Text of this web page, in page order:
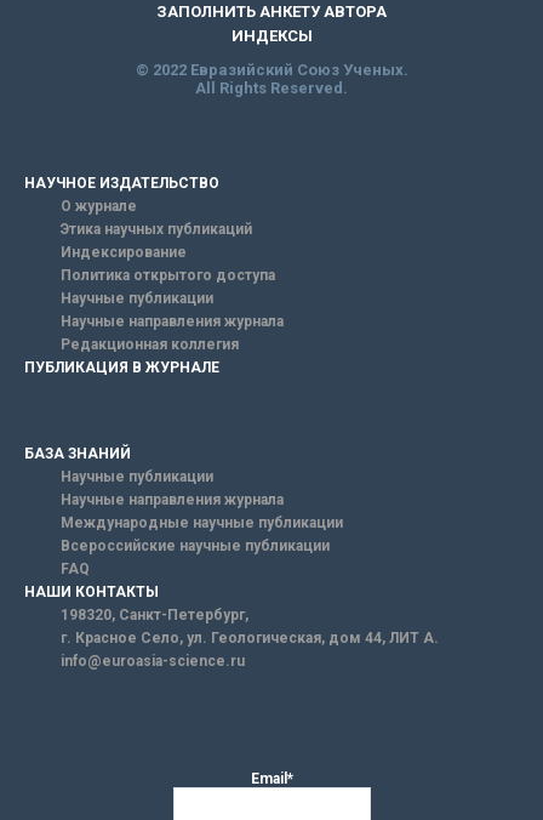
ЗАПОЛНИТЬ АНКЕТУ АВТОРА
ИНДЕКСЫ
© 2022 Евразийский Союз Ученых.
All Rights Reserved.
НАУЧНОЕ ИЗДАТЕЛЬСТВО
О журнале
Этика научных публикаций
Индексирование
Политика открытого доступа
Научные публикации
Научные направления журнала
Редакционная коллегия
ПУБЛИКАЦИЯ В ЖУРНАЛЕ
БАЗА ЗНАНИЙ
Научные публикации
Научные направления журнала
Международные научные публикации
Всероссийские научные публикации
FAQ
НАШИ КОНТАКТЫ
198320, Санкт-Петербург,
г. Красное Село, ул. Геологическая, дом 44, ЛИТ А.
info@euroasia-science.ru
Email*